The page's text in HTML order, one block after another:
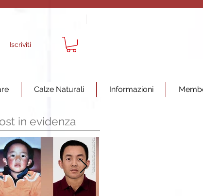
Iscriviti
Calze Naturali Informazioni
in evidenza